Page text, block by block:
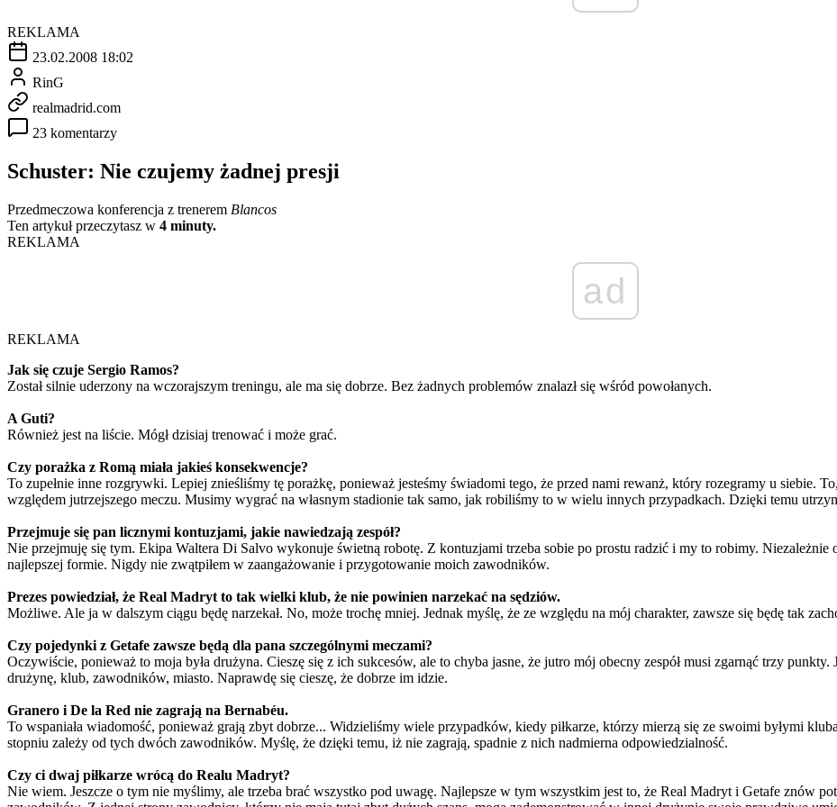
REKLAMA
23.02.2008 18:02
RinG
realmadrid.com
23 komentarzy
Schuster: Nie czujemy żadnej presji
Przedmeczowa konferencja z trenerem Blancos
Ten artykuł przeczytasz w 4 minuty.
REKLAMA
ad
REKLAMA
Jak się czuje Sergio Ramos?
Został silnie uderzony na wczorajszym treningu, ale ma się dobrze. Bez żadnych problemów znalazł się wśród powołanych.
A Guti?
Również jest na liście. Mógł dzisiaj trenować i może grać.
Czy porażka z Romą miała jakieś konsekwencje?
To zupełnie inne rozgrywki. Lepiej znieśliśmy tę porażkę, ponieważ jesteśmy świadomi tego, że przed nami rewanż, który rozegramy u siebie.
względem jutrzejszego meczu. Musimy wygrać na własnym stadionie tak samo, jak robiliśmy to w wielu innych przypadkach. Dzięki temu
Przejmuje się pan licznymi kontuzjami, jakie nawiedzają zespół?
Nie przejmuję się tym. Ekipa Waltera Di Salvo wykonuje świetną robotę. Z kontuzjami trzeba sobie po prostu radzić i my to robimy. Niezależnie
najlepszej formie. Nigdy nie zwątpiłem w zaangażowanie i przygotowanie moich zawodników.
Prezes powiedział, że Real Madryt to tak wielki klub, że nie powinien narzekać na sędziów.
Możliwe. Ale ja w dalszym ciągu będę narzekał. No, może trochę mniej. Jednak myślę, że ze względu na mój charakter, zawsze się będę tak
Czy pojedynki z Getafe zawsze będą dla pana szczególnymi meczami?
Oczywiście, ponieważ to moja była drużyna. Cieszę się z ich sukcesów, ale to chyba jasne, że jutro mój obecny zespół musi zgarnąć trzy
drużynę, klub, zawodników, miasto. Naprawdę się cieszę, że dobrze im idzie.
Granero i De la Red nie zagrają na Bernabéu.
To wspaniała wiadomość, ponieważ grają zbyt dobrze... Widzieliśmy wiele przypadków, kiedy piłkarze, którzy mierzą się ze swoimi byłymi
stopniu zależy od tych dwóch zawodników. Myślę, że dzięki temu, iż nie zagrają, spadnie z nich nadmierna odpowiedzialność.
Czy ci dwaj piłkarze wrócą do Realu Madryt?
Nie wiem. Jeszcze o tym nie myślimy, ale trzeba brać wszystko pod uwagę. Najlepsze w tym wszystkim jest to, że Real Madryt i Getafe znów